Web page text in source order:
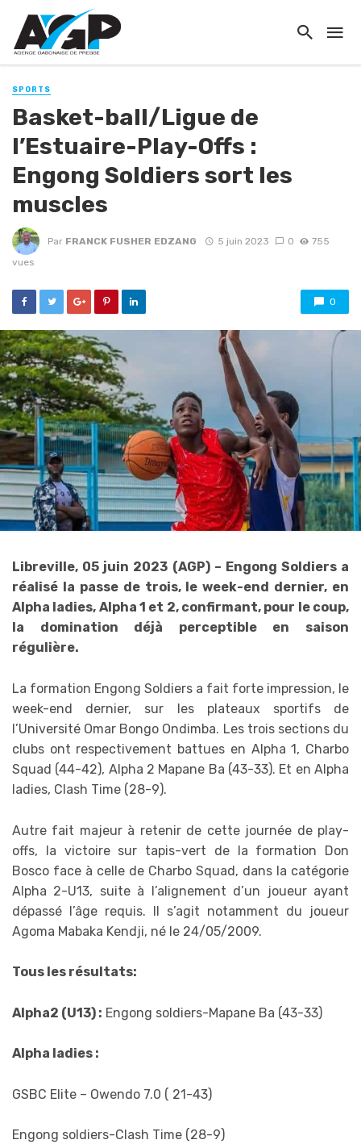
SPORTS
Basket-ball/Ligue de
l’Estuaire-Play-Offs :
Engong Soldiers sort les
muscles
Par FRANCK FUSHER EDZANG 5 juin 2023 0
755
vues
0
Libreville, 05 juin 2023 (AGP) – Engong Soldiers a
réalisé la passe de trois, le week-end dernier, en
Alpha ladies, Alpha 1 et 2, confirmant, pour le coup,
la domination déjà perceptible en saison
régulière.
La formation Engong Soldiers a fait forte impression, le
week-end dernier, sur les plateaux sportifs de
l’Université Omar Bongo Ondimba. Les trois sections du
clubs ont respectivement battues en Alpha 1, Charbo
Squad (44-42), Alpha 2 Mapane Ba (43-33). Et en Alpha
ladies, Clash Time (28-9).
Autre fait majeur à retenir de cette journée de play-
offs, la victoire sur tapis-vert de la formation Don
Bosco face à celle de Charbo Squad, dans la catégorie
Alpha 2-U13, suite à l’alignement d’un joueur ayant
dépassé l’âge requis. Il s’agit notamment du joueur
Agoma Mabaka Kendji, né le 24/05/2009.
Tous les résultats:
Alpha2 (U13) : Engong soldiers-Mapane Ba (43-33)
Alpha ladies :
GSBC Elite – Owendo 7.0 ( 21-43)
Engong soldiers-Clash Time (28-9)